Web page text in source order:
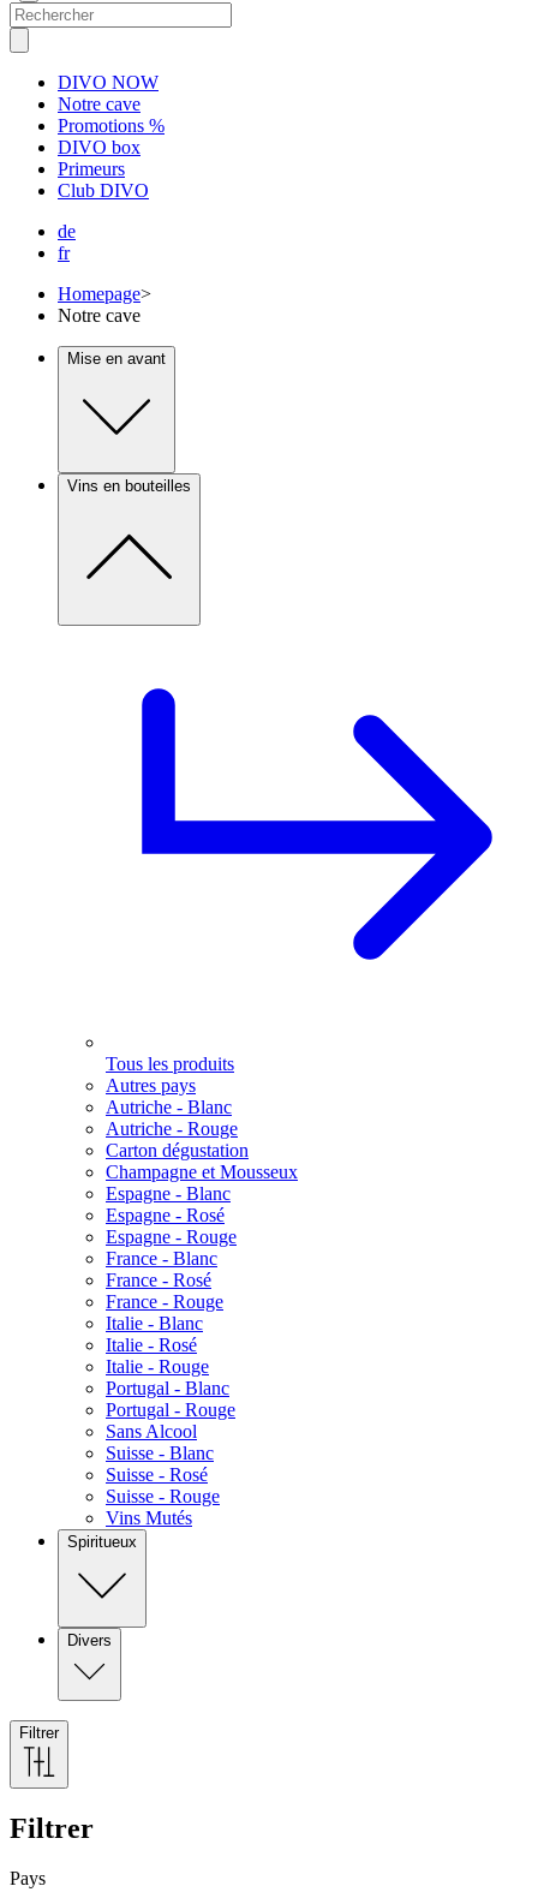
DIVO NOW
Notre cave
Promotions %
DIVO box
Primeurs
Club DIVO
de
fr
Homepage>
Notre cave
Mise en avant
Vins en bouteilles
Tous les produits
Autres pays
Autriche - Blanc
Autriche - Rouge
Carton dégustation
Champagne et Mousseux
Espagne - Blanc
Espagne - Rosé
Espagne - Rouge
France - Blanc
France - Rosé
France - Rouge
Italie - Blanc
Italie - Rosé
Italie - Rouge
Portugal - Blanc
Portugal - Rouge
Sans Alcool
Suisse - Blanc
Suisse - Rosé
Suisse - Rouge
Vins Mutés
Spiritueux
Divers
Filtrer
Filtrer
Pays